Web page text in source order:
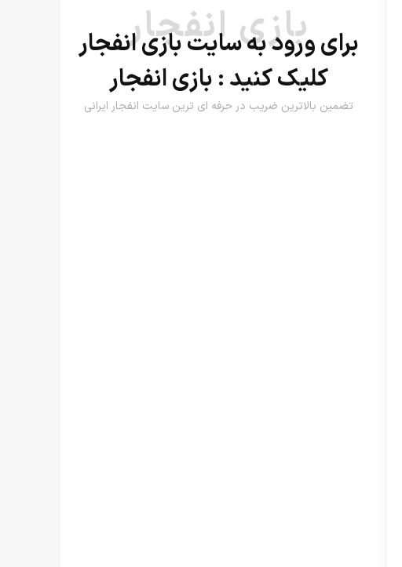
بازی انفجار
برای ورود به سایت بازی انفجار
کلیک کنید : بازی انفجار
تضمین بالاترین ضریب در حرفه ای ترین سایت انفجار ایرانی